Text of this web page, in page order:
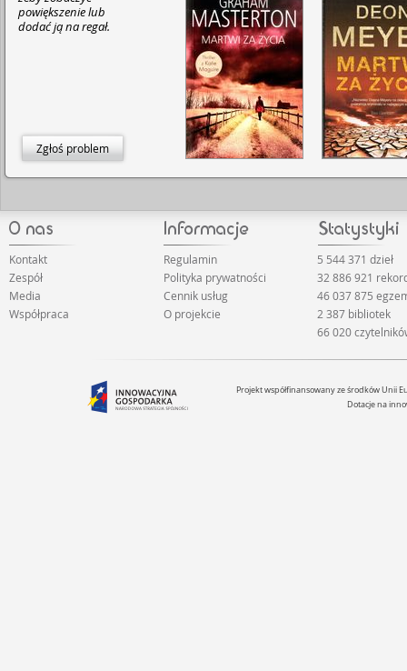
powiększenie lub
dodać ją na regał.
Zgłoś problem
Kontakt
Zespół
Media
Współpraca
Regulamin
Polityka prywatności
Cennik usług
O projekcie
5 544 371 dzieł
32 886 921
46 037 875
2 387 bibliotek
66 020
Projekt współfinansowany ze środków Unii
Dotacje na